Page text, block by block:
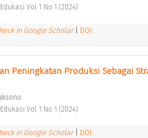
Vol 1 No 1 (2024)
in Google Scholar
DOI:
Peningkatan Produksi Sebagai
Vol 1 No 1 (2024)
in Google Scholar
DOI: